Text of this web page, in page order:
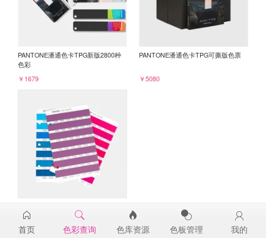
PANTONE潘通色卡TPG新版2800种
色彩
￥1679
PANTONE潘通色卡TPG可撕版色票
￥5080
19-3138TPG
￥98
首页 色彩查询 色库资源 色板管理 我的